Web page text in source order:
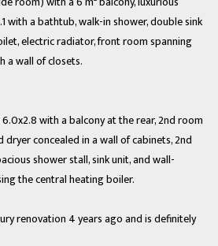
with a bathtub, walk-in shower, double sink
electric radiator, front room spanning
a wall of closets.
with a balcony at the rear, 2nd room
concealed in a wall of cabinets, 2nd
shower stall, sink unit, and wall-
the central heating boiler.
renovation 4 years ago and is definitely